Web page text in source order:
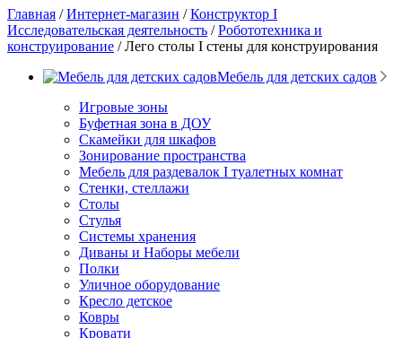
Главная /Интернет-магазин /Конструктор I
Исследовательская деятельность /Робототехника и
конструирование /Лего столы I стены для конструирования
Мебель для детских садов
Игровые зоны
Буфетная зона в ДОУ
Скамейки для шкафов
Зонирование пространства
Мебель для раздевалок I туалетных комнат
Стенки, стеллажи
Столы
Стулья
Системы хранения
Диваны и Наборы мебели
Полки
Уличное оборудование
Кресло детское
Ковры
Кровати